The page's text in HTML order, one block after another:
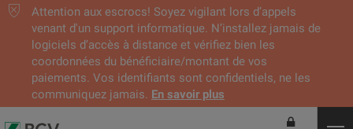
Attention aux escrocs! Soyez vigilant lors d’appels
venant d'un support informatique. N’installez jamais de
logiciels d’accès à distance et vérifiez bien les
coordonnées du bénéficiaire/montant de vos
paiements. Vos identifiants sont confidentiels, ne les
communiquez jamais. En savoir plus